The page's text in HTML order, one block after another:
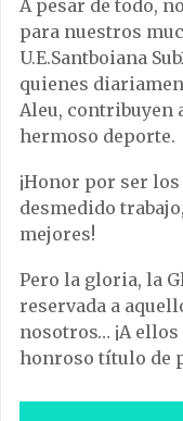
A pesar de todo,
para nuestros
U.E.Santboiana
quienes
Aleu, contribuyen
hermoso deporte.
¡Honor por ser
desmedido
mejores!
Pero la gloria, la
reservada a
nosotros… ¡A
honroso título de